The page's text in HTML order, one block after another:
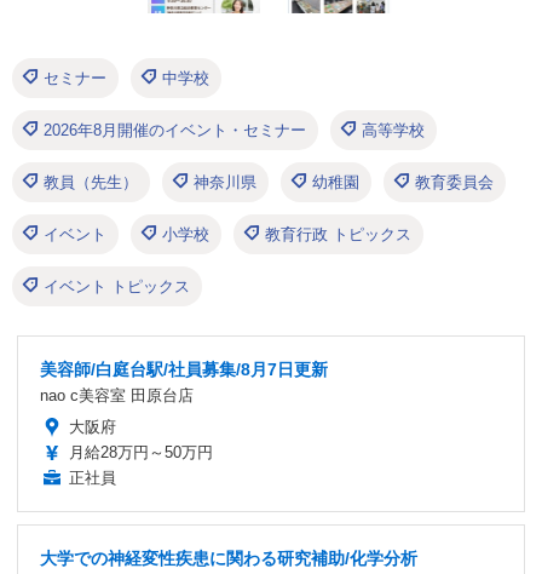
セミナー 中学校
2026年8月開催のイベント・セミナー 高等学校
教員（先生） 神奈川県 幼稚園 教育委員会
イベント 小学校 教育行政 トピックス
イベント トピックス
美容師/白庭台駅/社員募集/8月7日更新
nao c美容室 田原台店
大阪府
月給28万円～50万円
正社員
大学での神経変性疾患に関わる研究補助/化学分析